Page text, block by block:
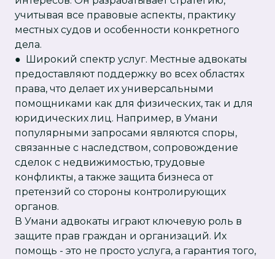
учитывая все правовые аспекты, практику
местных судов и особенности конкретного
дела.
● Широкий спектр услуг. Местные адвокаты
предоставляют поддержку во всех областях
права, что делает их универсальными
помощниками как для физических, так и для
юридических лиц. Например, в Умани
популярными запросами являются споры,
связанные с наследством, сопровождение
сделок с недвижимостью, трудовые
конфликты, а также защита бизнеса от
претензий со стороны контролирующих
органов.
В Умани адвокаты играют ключевую роль в
защите прав граждан и организаций. Их
помощь - это не просто услуга, а гарантия того,